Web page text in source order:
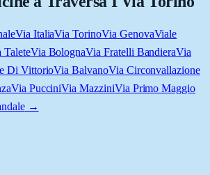
Via ItaliaVia TorinoVia GenovaViale
TaleteVia BolognaVia Fratelli BandieraVia
Di VittorioVia BalvanoVia Circonvallazione
Via PucciniVia MazziniVia Primo Maggio
→